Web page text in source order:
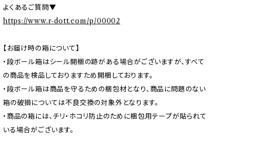
よくあるご質問▼
https://www.r-dott.com/p/00002
【お届け時の箱について】
・段ボール箱はシール開梱の跡がある場合がございますが、すべて
の商品を検品しておりますため開梱しております。
・段ボール箱は商品を守るための梱包材となり、商品に問題のない
箱の破損については不良交換の対象外となります。
・商品の箱には、チリ・ホコリ防止のために梱包用テープが貼られて
いる場合がございます。